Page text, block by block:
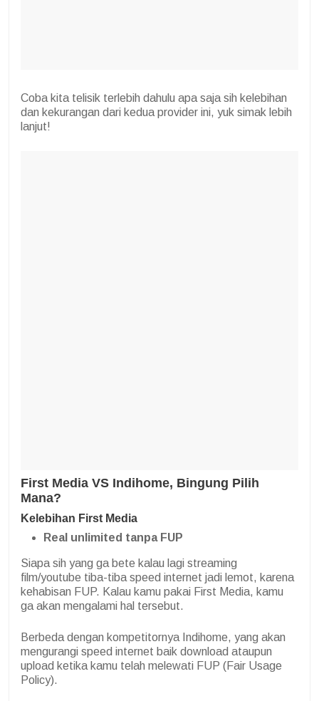
Coba kita telisik terlebih dahulu apa saja sih kelebihan
dan kekurangan dari kedua provider ini, yuk simak lebih
lanjut!
First Media VS Indihome, Bingung Pilih
Mana?
Kelebihan First Media
Real unlimited tanpa FUP
Siapa sih yang ga bete kalau lagi streaming
film/youtube tiba-tiba speed internet jadi lemot, karena
kehabisan FUP. Kalau kamu pakai First Media, kamu
ga akan mengalami hal tersebut.
Berbeda dengan kompetitornya Indihome, yang akan
mengurangi speed internet baik download ataupun
upload ketika kamu telah melewati FUP (Fair Usage
Policy).